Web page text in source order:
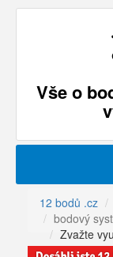
Vše o
12 bodů .cz
bodový
Zvažte